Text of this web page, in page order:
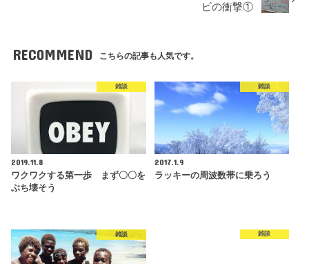
ビの衝撃①
RECOMMEND こちらの記事も人気です。
雑談
2019.11.8
ワクワクする第一歩 まず〇〇を
ぶち壊そう
雑談
2017.1.9
ラッキーの周波数帯に乗ろう
雑談 雑談